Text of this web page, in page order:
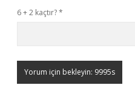
6 + 2 kaçtır?*